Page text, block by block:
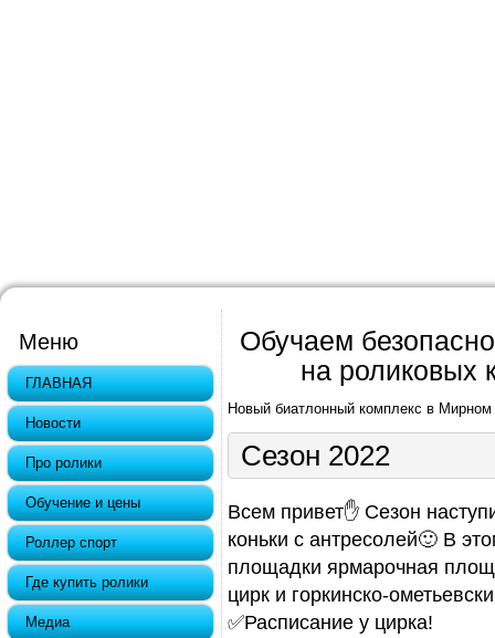
Меню
ГЛАВНАЯ
Новости
Про ролики
Обучение и цены
Роллер спорт
Где купить ролики
Медиа
Обучаем
на роликовых
Новый биатлонный комплекс в Мирном
Сезон 2022
Всем привет✋ Сезон
коньки с антресолей🙂 В
площадки ярмарочная
цирк и горкинско-
✅Расписание у цирка!